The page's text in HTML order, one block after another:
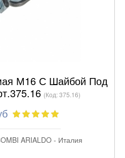
М16 С Шайбой Под
(Код:375.16)
ARIALDO - Италия